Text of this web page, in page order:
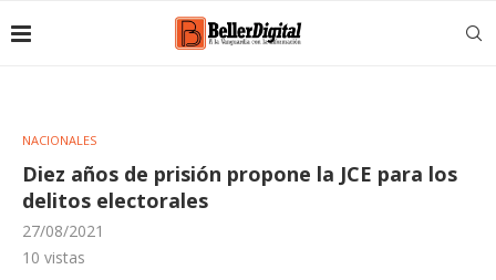
NACIONALES
Diez años de prisión propone la JCE para los
delitos electorales
27/08/2021
10 vistas